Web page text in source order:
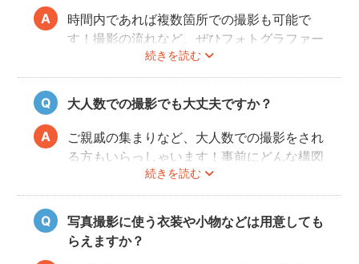
続きを読む
時間内であれば複数箇所での撮影も可能で
す！撮影の流れなど、ぜひフォトグラファー
に相談してみてください。
大人数での撮影でも大丈夫ですか？
続きを読む
ご親戚の集まりなど、大人数での撮影をされ
る方もいらっしゃいます！事前にどんな構図
で撮りたいのかなどフォトグラファーとすり
合わせておくと、当日スムーズに撮影ができ
るのでおすすめです。
写真撮影に使う衣装や小物などは用意しても
らえますか？